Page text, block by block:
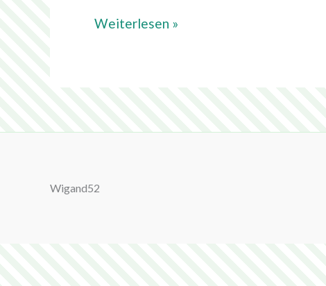
Weiterlesen »
Wigand52